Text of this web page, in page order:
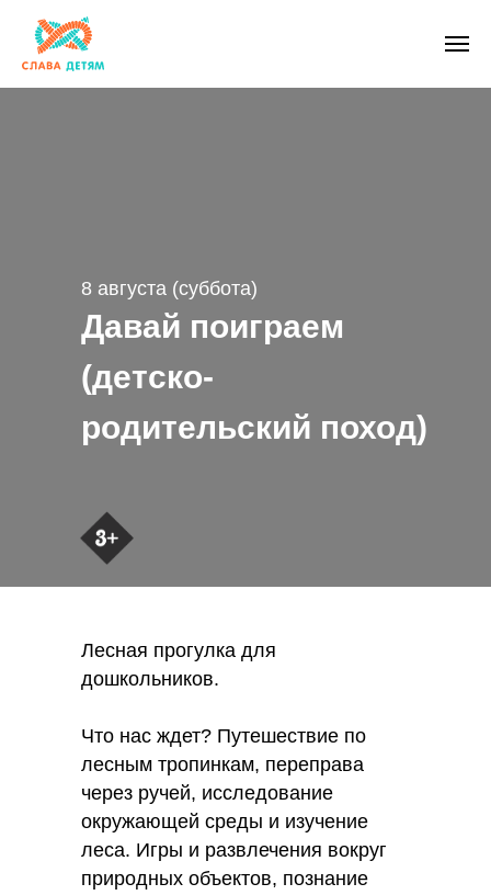
Давай поиграем
(детско-
родительский поход)
8 августа (суббота)
Лесная прогулка для
дошкольников.
Что нас ждет? Путешествие по
лесным тропинкам, переправа
через ручей, исследование
окружающей среды и изучение
леса. Игры и развлечения вокруг
природных объектов, познание